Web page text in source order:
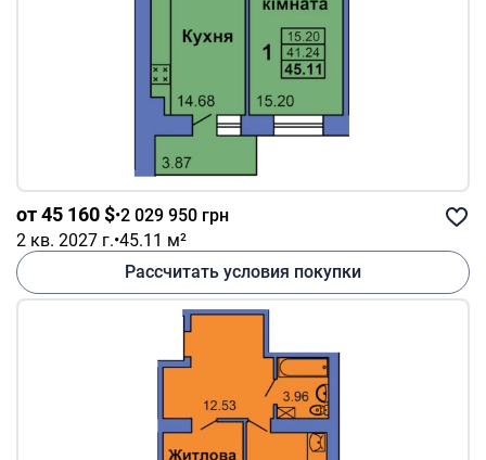
от 45 160 $•2 029 950 грн
2 кв. 2027 г.•45.11 м²
Рассчитать условия покупки